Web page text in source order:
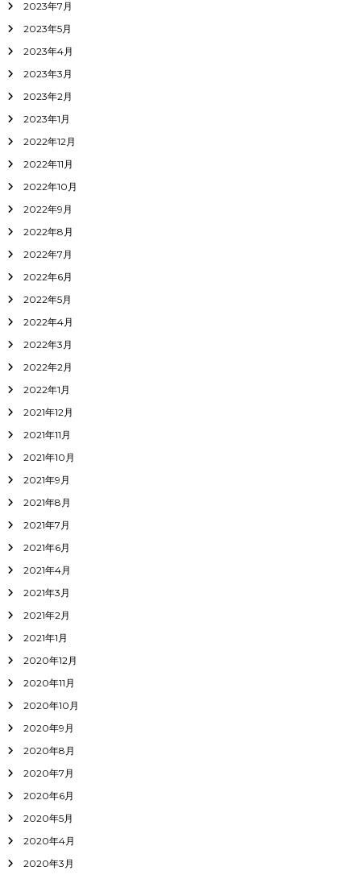
2023年7月
2023年5月
2023年4月
2023年3月
2023年2月
2023年1月
2022年12月
2022年11月
2022年10月
2022年9月
2022年8月
2022年7月
2022年6月
2022年5月
2022年4月
2022年3月
2022年2月
2022年1月
2021年12月
2021年11月
2021年10月
2021年9月
2021年8月
2021年7月
2021年6月
2021年4月
2021年3月
2021年2月
2021年1月
2020年12月
2020年11月
2020年10月
2020年9月
2020年8月
2020年7月
2020年6月
2020年5月
2020年4月
2020年3月